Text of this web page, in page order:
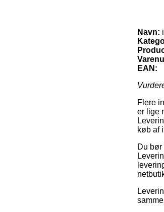
Navn:
EAN:
Flere
er lige
køb af
Du